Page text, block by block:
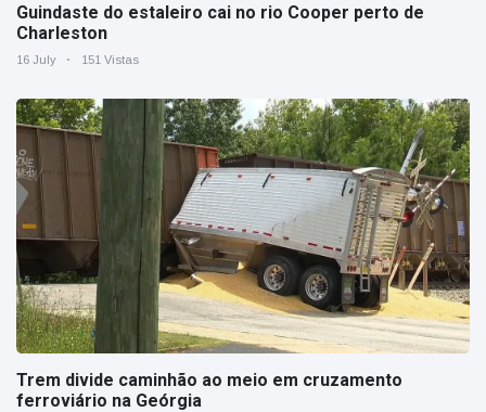
Guindaste do estaleiro cai no rio Cooper perto de
Charleston
16 July 151 Vistas
Trem divide caminhão ao meio em cruzamento
ferroviário na Geórgia